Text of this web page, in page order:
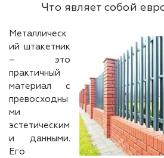
Что являет собой
Металлическ
ий штакетник
– это
практичный
материал с
превосходны
ми
эстетическим
и данными.
Его